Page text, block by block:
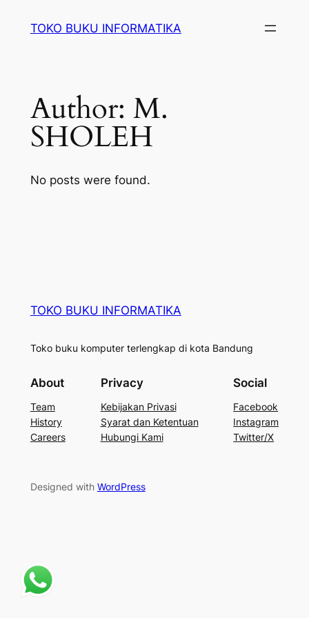
TOKO BUKU INFORMATIKA
Author: M.
SHOLEH
No posts were found.
TOKO BUKU INFORMATIKA
Toko buku komputer terlengkap di kota Bandung
About
Team
History
Careers
Privacy
Kebijakan Privasi
Syarat dan Ketentuan
Hubungi Kami
Social
Facebook
Instagram
Twitter/X
Designed with WordPress